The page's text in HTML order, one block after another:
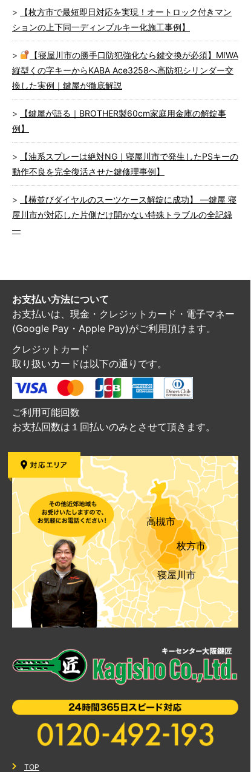
【枚方市で最短即日対応を実現！オートロック付きマン
ションの上下同一ディンプルキー化施工事例】
【寝屋川市の勝手口防犯強化なら鍵交換が必須】MIWA
縦型くの字キーからKABA Ace3258へ高防犯シリンダー交
換した実例｜鍵屋が徹底解説
【鍵屋が語る｜BROTHER製60cm家庭用金庫の解錠事
例】
【油系スプレーは絶対NG｜寝屋川市で発生したPSキーの
動作不良を完全復活させた鍵修理事例】
【横並びダイヤルのスーツケース解錠に成功】 ―鍵屋 寝
屋川市が対応した片側だけ開かない特殊トラブルの全記録
―
お支払い方法について
お支払いは、現金・クレジットカード・電子マネー
(Google Pay・Apple Pay)がご利用頂けます。
クレジットカード
取り扱いカードは以下の通りです。
ご利用可能回数
お支払回数は１回払いのみとさせて頂きます。
高槻市
枚方市
寝屋川市
TOP